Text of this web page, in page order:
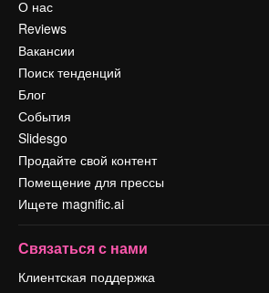
О нас
Reviews
Вакансии
Поиск тенденций
Блог
События
Slidesgo
Продайте свой контент
Помещение для прессы
Ищете magnific.ai
Связаться с нами
Клиентская поддержка